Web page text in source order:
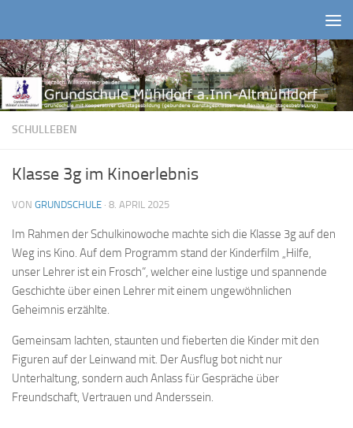
SCHULLEBEN
Klasse 3g im Kinoerlebnis
VON GRUNDSCHULE · 8. APRIL 2025
Im Rahmen der Schulkinowoche machte sich die Klasse 3g auf den
Weg ins Kino. Auf dem Programm stand der Kinderfilm „Hilfe,
unser Lehrer ist ein Frosch“, welcher eine lustige und spannende
Geschichte über einen Lehrer mit einem ungewöhnlichen
Geheimnis erzählte.
Gemeinsam lachten, staunten und fieberten die Kinder mit den
Figuren auf der Leinwand mit. Der Ausflug bot nicht nur
Unterhaltung, sondern auch Anlass für Gespräche über
Freundschaft, Vertrauen und Anderssein.